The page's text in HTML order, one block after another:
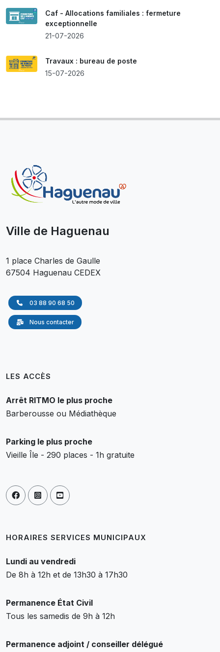
Caf - Allocations familiales : fermeture
exceptionnelle
21-07-2026
Travaux : bureau de poste
15-07-2026
Ville de Haguenau
1 place Charles de Gaulle
67504 Haguenau CEDEX
03 88 90 68 50
Nous contacter
LES ACCÈS
Arrêt RITMO le plus proche
Barberousse ou Médiathèque
Parking le plus proche
Vieille Île - 290 places - 1h gratuite
HORAIRES SERVICES MUNICIPAUX
Lundi au vendredi
De 8h à 12h et de 13h30 à 17h30
Permanence État Civil
Tous les samedis de 9h à 12h
Permanence adjoint / conseiller délégué